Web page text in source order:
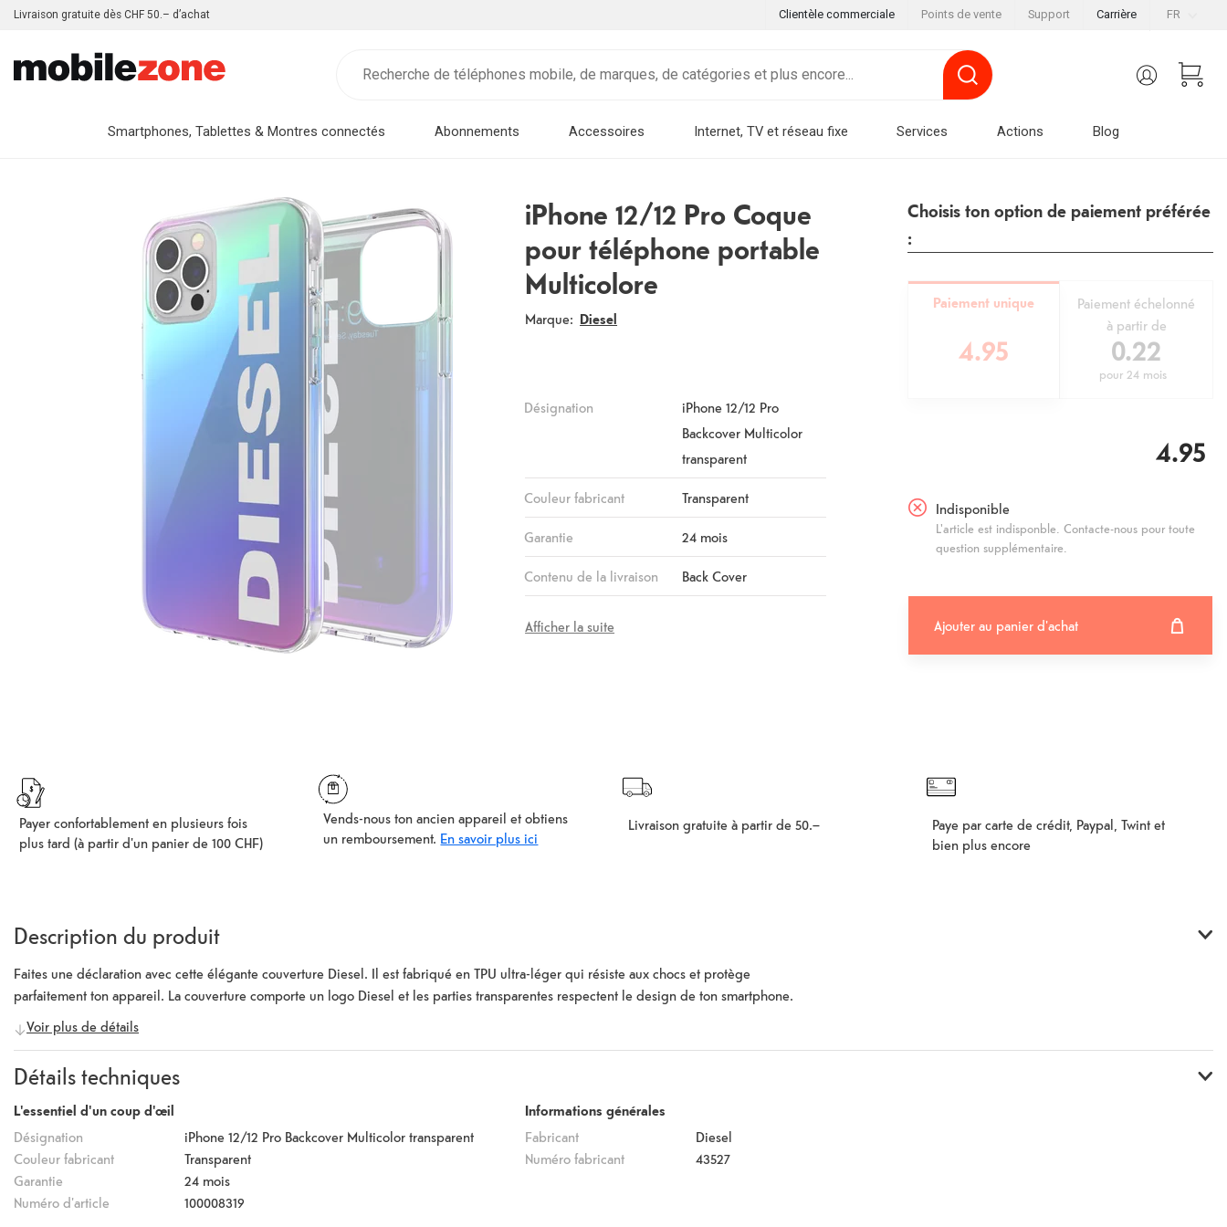
FR
Clientèle commerciale Points de vente Support Carrière
Livraison gratuite dès CHF 50.– d’achat
Smartphones, Tablettes & Montres connectés Abonnements Accessoires Internet, TV et réseau fixe Services Actions Blog
iPhone 12/12 Pro Coque
pour téléphone portable
Multicolore
Marque: Diesel
Désignation
iPhone 12/12 Pro
Backcover Multicolor
transparent
Couleur fabricant Transparent
Garantie 24 mois
Contenu de la livraison Back Cover
Afficher la suite
Choisis ton option de paiement préférée
:
Paiement unique
4.95
Paiement échelonné
à partir de
0.22
pour 24 mois
4.95
Indisponible
L'article est indisponble. Contacte-nous pour toute
question supplémentaire.
Ajouter au panier d'achat
Payer confortablement en plusieurs fois
plus tard (à partir d'un panier de 100 CHF)
Vends-nous ton ancien appareil et obtiens
un remboursement. En savoir plus ici
Livraison gratuite à partir de 50.–
Paye par carte de crédit, Paypal, Twint et
bien plus encore
Description du produit
Faites une déclaration avec cette élégante couverture Diesel. Il est fabriqué en TPU ultra-léger qui résiste aux chocs et protège
parfaitement ton appareil. La couverture comporte un logo Diesel et les parties transparentes respectent le design de ton smartphone.
Voir plus de détails
Détails techniques
L'essentiel d'un coup d'œil
Désignation
iPhone 12/12 Pro Backcover Multicolor transparent
Couleur fabricant
Transparent
Garantie
24 mois
Numéro d'article
100008319
Informations générales
Fabricant
Diesel
Numéro fabricant
43527